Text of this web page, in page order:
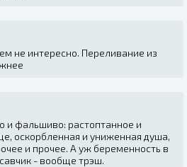
не интересно. Переливание из
и фальшиво: растоптанное и
оскорбленная и униженная душа,
и прочее. А уж беременность в
- вообще трэш.